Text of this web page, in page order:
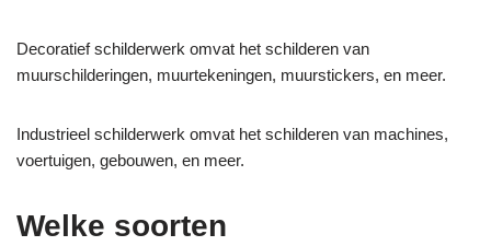
Decoratief schilderwerk omvat het schilderen van
muurschilderingen, muurtekeningen, muurstickers, en meer.
Industrieel schilderwerk omvat het schilderen van machines,
voertuigen, gebouwen, en meer.
Welke soorten